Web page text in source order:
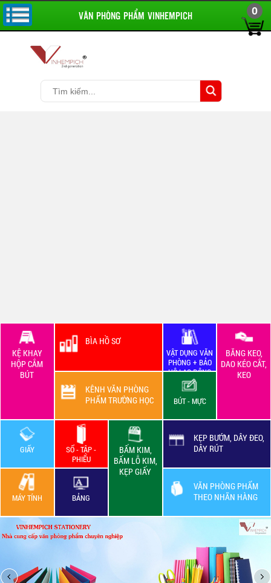
VĂN PHÒNG PHẨM VINHEMPICH
KỆ KHAY
HỘP CẮM
BÚT
BÌA HỒ SƠ
VẬT DỤNG VĂN
PHÒNG + BẢO
HỘ LAO ĐỘNG
BĂNG KEO,
DAO KÉO CẮT,
KEO
KÊNH VĂN PHÒNG
PHẨM TRƯỜNG HỌC
BÚT - MỰC
GIẤY
SỔ - TẬP -
PHIẾU
BẤM KIM,
BẤM LỖ KIM,
KẸP GIẤY
KẸP BƯỚM, DÂY ĐEO,
DÂY RÚT
VĂN PHÒNG PHẨM
THEO NHÃN HÀNG
MÁY TÍNH BẢNG
0